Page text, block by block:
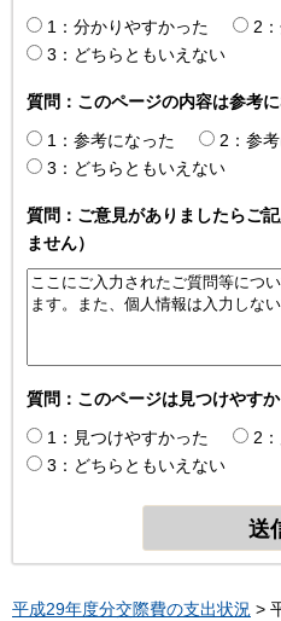
1：分かりやすかった
2
3：どちらともいえない
質問：このページの内容は参考
1：参考になった
2：参
3：どちらともいえない
質問：ご意見がありましたらご
ません）
質問：このページは見つけやす
1：見つけやすかった
2
3：どちらともいえない
平成29年度分交際費の支出状況 >